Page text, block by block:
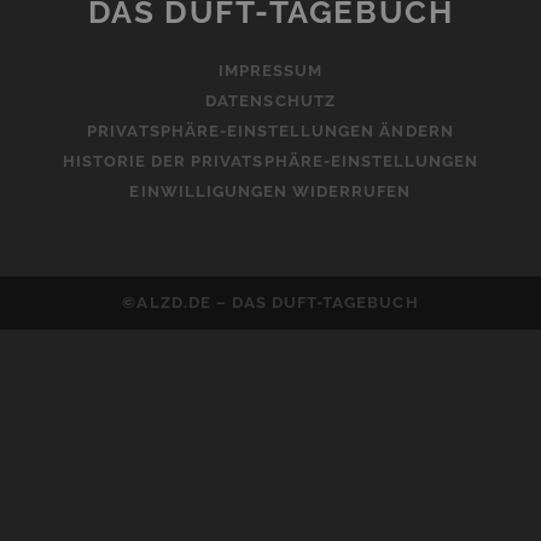
DAS DUFT-TAGEBUCH
IMPRESSUM
DATENSCHUTZ
PRIVATSPHÄRE-EINSTELLUNGEN ÄNDERN
HISTORIE DER PRIVATSPHÄRE-EINSTELLUNGEN
EINWILLIGUNGEN WIDERRUFEN
©ALZD.DE – DAS DUFT-TAGEBUCH